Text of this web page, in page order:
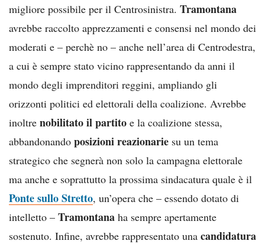
migliore possibile per il Centrosinistra. Tramontana
avrebbe raccolto apprezzamenti e consensi nel mondo dei
moderati e – perchè no – anche nell’area di Centrodestra,
a cui è sempre stato vicino rappresentando da anni il
mondo degli imprenditori reggini, ampliando gli
orizzonti politici ed elettorali della coalizione. Avrebbe
inoltre nobilitato il partito e la coalizione stessa,
abbandonando posizioni reazionarie su un tema
strategico che segnerà non solo la campagna elettorale
ma anche e soprattutto la prossima sindacatura quale è il
Ponte sullo Stretto, un’opera che – essendo dotato di
intelletto – Tramontana ha sempre apertamente
sostenuto. Infine, avrebbe rappresentato una candidatura